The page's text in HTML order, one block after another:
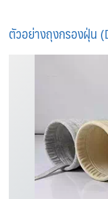
ตัวอย่างถุงกรองฝุ่น